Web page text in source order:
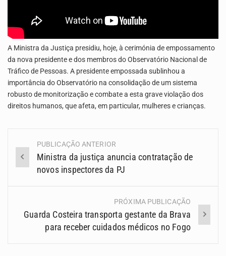
A Ministra da Justiça presidiu, hoje, à cerimónia de empossamento
da nova presidente e dos membros do Observatório Nacional de
Tráfico de Pessoas. A presidente empossada sublinhou a
importância do Observatório na consolidação de um sistema
robusto de monitorização e combate a esta grave violação dos
direitos humanos, que afeta, em particular, mulheres e crianças.
Navegação
(Posts)
PUBLICAÇÃO ANTERIOR
Ministra da justiça anuncia contratação de
novos inspectores da PJ
PRÓXIMA PUBLICAÇÃO
Guarda Costeira transporta gestante da Brava
para receber cuidados médicos no Fogo